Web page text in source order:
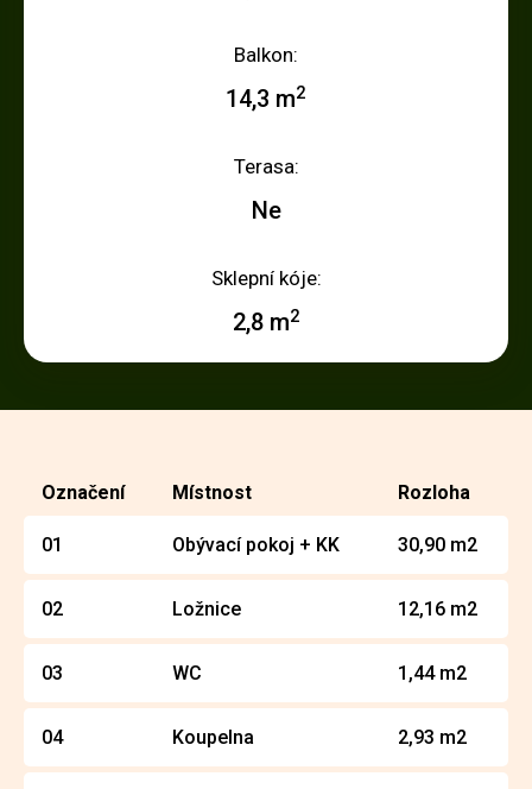
Balkon:
14,3 m2
Terasa:
Ne
Sklepní kóje:
2,8 m2
Označení Místnost Rozloha
01 Obývací pokoj + KK 30,90 m2
02 Ložnice 12,16 m2
03 WC 1,44 m2
04 Koupelna 2,93 m2